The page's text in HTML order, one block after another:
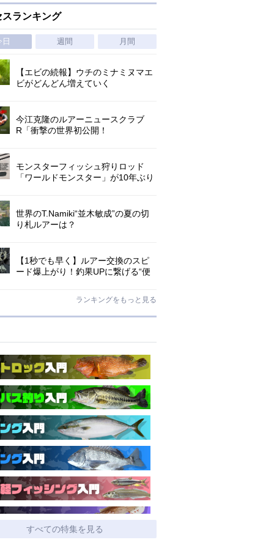
スランキング
日 週間 月間
【エビの続報】ウチのミナミヌマエ
ビがどんどん増えていく
今江克隆のルアーニュースクラブ
R「衝撃の世界初公開！
モンスターフィッシュ狩りロッド
「ワールドモンスター」が10年ぶり
世界のT.Namiki“並木敏成”の夏の切
り札ルアーは？
【1秒でも早く】ルアー交換のスピ
ード爆上がり！釣果UPに繋げる“便
ランキングをもっと見る
すべての特集を見る